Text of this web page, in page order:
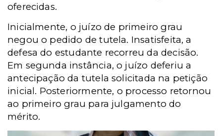
oferecidas.
Inicialmente, o juízo de primeiro grau
negou o pedido de tutela. Insatisfeita, a
defesa do estudante recorreu da decisão.
Em segunda instância, o juízo deferiu a
antecipação da tutela solicitada na petição
inicial. Posteriormente, o processo retornou
ao primeiro grau para julgamento do
mérito.